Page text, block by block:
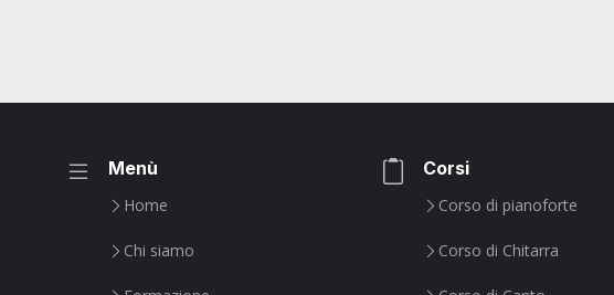
Menù
Home
Chi siamo
Corsi
Corso di pianoforte
Corso di Chitarra